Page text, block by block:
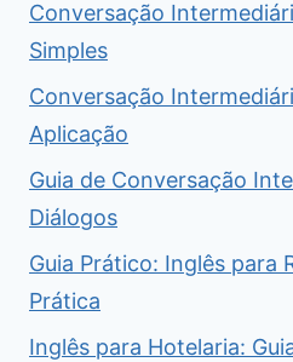
Conversação
Simples
Conversação
Aplicação
Guia de Conversação
Diálogos
Guia Prático: Inglês para
Prática
Inglês para Hotelaria: